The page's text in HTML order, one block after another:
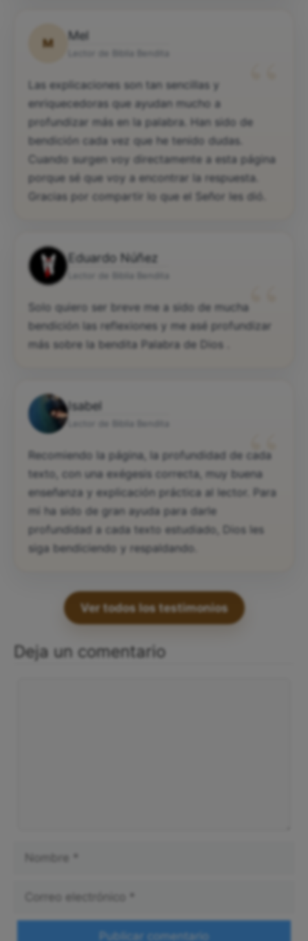
M
Mel
Las explicaciones son tan sencillas y
enriquecedoras que ayudan mucho a
profundizar más en la palabra. Han sido de
bendición cada vez que he tenido dudas.
Cuando surgen voy directamente a esta página
porque sé que voy a encontrar la respuesta.
Gracias por compartir lo que el Señor les dió.
Eduardo Núñez
“
Solo quiero ser breve me a sido de mucha
bendición las reflexiones y me asé profundizar
más sobre la bendita Palabra de Dios .
Isabel
“
Recomiendo la página, la profundidad de cada
texto, con una exégesis correcta, muy buena
enseñanza y explicación práctica al lector. Para
mi ha sido de gran ayuda para darle
profundidad a cada texto estudiado, Dios les
siga bendiciendo y respaldando.
Ver todos los testimonios
Deja un comentario